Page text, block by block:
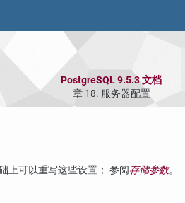
PostgreSQL 9.5.3 文档
章 18. 服务器配置
上可以重写这些设置； 参阅存储参数。